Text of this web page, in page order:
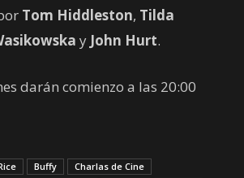
Tom Hiddleston, Tilda
y John Hurt.
darán comienzo a las 20:00
Buffy
Charlas de Cine